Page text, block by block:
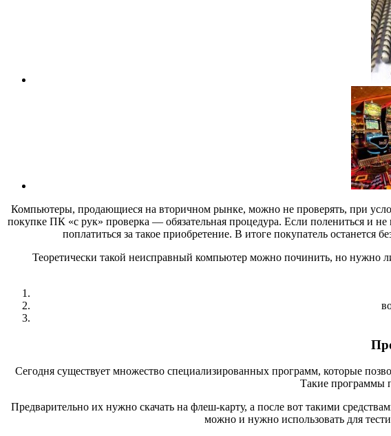
Компьютеры, продающиеся на вторичном рынке, можно не проверять, при
покупке ПК «с рук» проверка — обязательная процедура. Если полениться и
поплатиться за такое приобретение. В итоге покупатель останется
Теоретически такой неисправный компьютер можно починить, но нужно
Сегодня существует множество специализированных программ, которые
Такие программы
Предварительно их нужно скачать на флеш-карту, а после вот такими
можно и нужно использовать для